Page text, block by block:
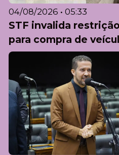
04/08/2026 • 05:33
STF invalida
para compra de